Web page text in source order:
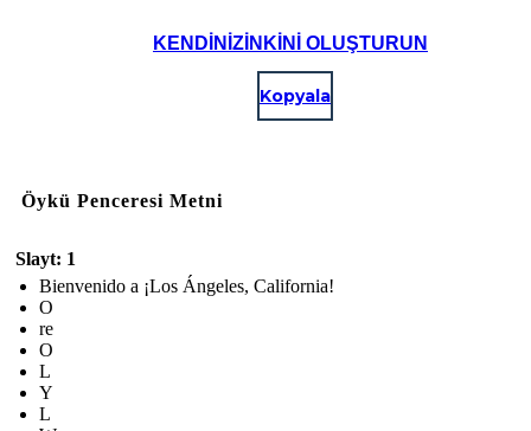
KENDINIZINKINI OLUŞTURUN
Kopyala
Öykü Penceresi Metni
Slayt: 1
Bienvenido a ¡Los Ángeles, California!
O
re
O
L
Y
L